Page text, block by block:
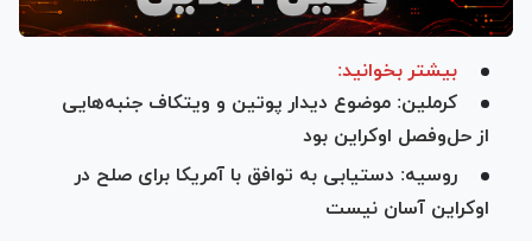
بیشتر بخوانید:
کرملین: موضوع دیدار پوتین و ویتکاف جنبه‌هایی
از حل‌وفصل اوکراین بود
روسیه: دستیابی به توافق با آمریکا برای صلح در
اوکراین آسان نیست